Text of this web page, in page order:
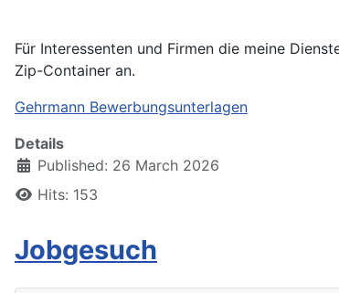
Für Interessenten und Firmen die meine
Zip-Container an.
Gehrmann Bewerbungsunterlagen
Details
Published: 26 March 2026
Hits: 153
Jobgesuch